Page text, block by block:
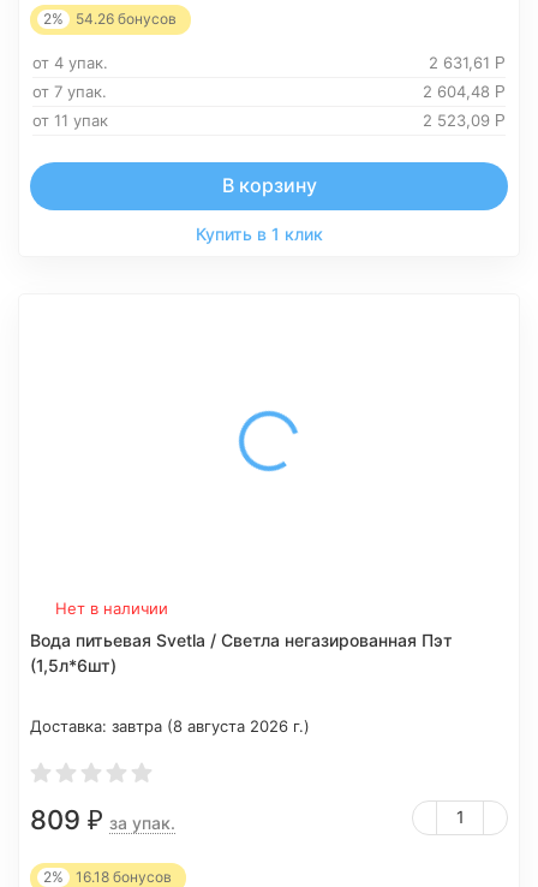
2% 54.26 бонусов
от 4 упак. 2 631,61 Р
от 7 упак. 2 604,48 Р
от 11 упак 2 523,09 Р
В корзину
Купить в 1 клик
Нет в наличии
Вода питьевая Svetla / Светла негазированная Пэт
(1,5л*6шт)
Доставка: завтра (8 августа 2026 г.)
809 ₽ за упак.
2% 16.18 бонусов